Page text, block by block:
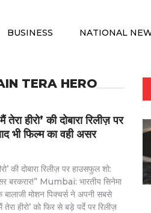
BUSINESS NATIONAL
TERA HERO
हीरो’ की दोबारा रिलीज़ पर
भी फिल्म का वही असर
की दोबारा रिलीज़ पर हाउसफुल शो:
बरकरार!” Mumbai: भारतीय सिनेमा
मोशन पिक्चर्स ने अपनी सबसे
हीरो’ को फिर से बड़े पर्दे पर रिलीज़